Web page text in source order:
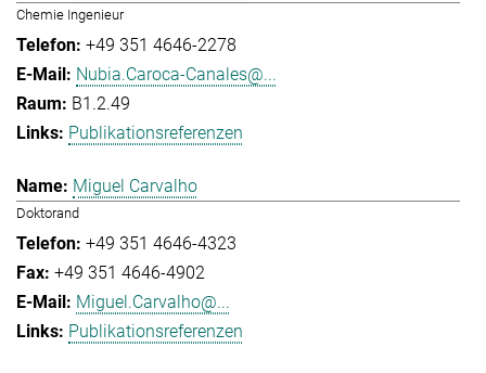
Chemie Ingenieur
+49 351 4646-2278
Nubia.Caroca-Canales@...
B1.2.49
Publikationsreferenzen
Miguel Carvalho
Doktorand
+49 351 4646-4323
+49 351 4646-4902
Miguel.Carvalho@...
Publikationsreferenzen